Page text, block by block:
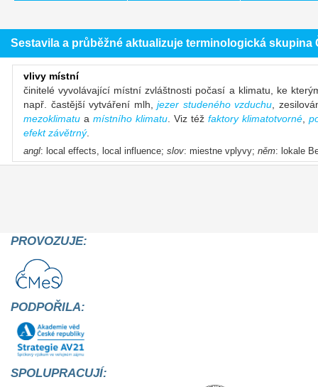
Sestavila a průběžné aktualizuje terminologická
vlivy místní
činitelé vyvolávající místní zvláštnosti počasí a klimatu, ke
např. častější vytváření mlh,jezer studeného vzduchu ,
mezoklimatu amístního klimatu . Viz téžfaktory klimatotvorné ,
efekt závětrný.
angl: local effects, local influence; slov: miestne vplyvy; něm: lokale
PROVOZUJE:
PODPOŘILA:
SPOLUPRACUJÍ: